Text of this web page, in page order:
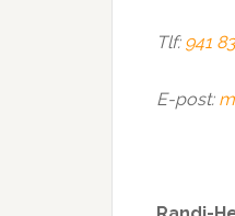
Tlf: 941
E-post: